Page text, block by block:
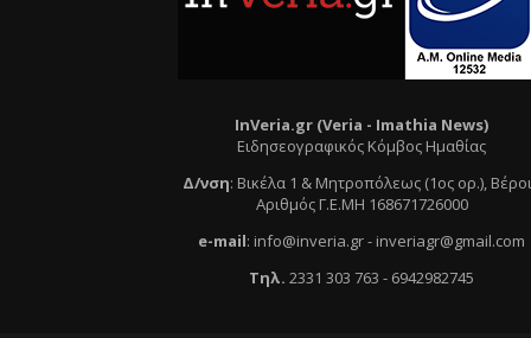
InVeria.gr (Veria - Ιmathia News)
Ειδησεογραφικός Κόμβος Ημαθίας
Δ/νση: Βικέλα 1 & Μητροπόλεως (1ος ορ.),
Αριθμός Γ.Ε.ΜΗ 168671726000
e-mail: info@inveria.gr- inveriagr@gmail.com
Τηλ. 2331 303 763 - 6942982745